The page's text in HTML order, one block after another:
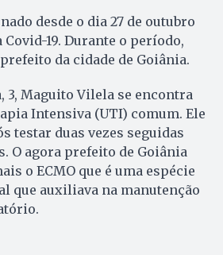
desde o dia 27 de outubro
19. Durante o período,
da cidade de Goiânia.
3, Maguito Vilela se encontra
Intensiva (UTI) comum. Ele
testar duas vezes seguidas
O agora prefeito de Goiânia
o ECMO que é uma espécie
que auxiliava na manutenção